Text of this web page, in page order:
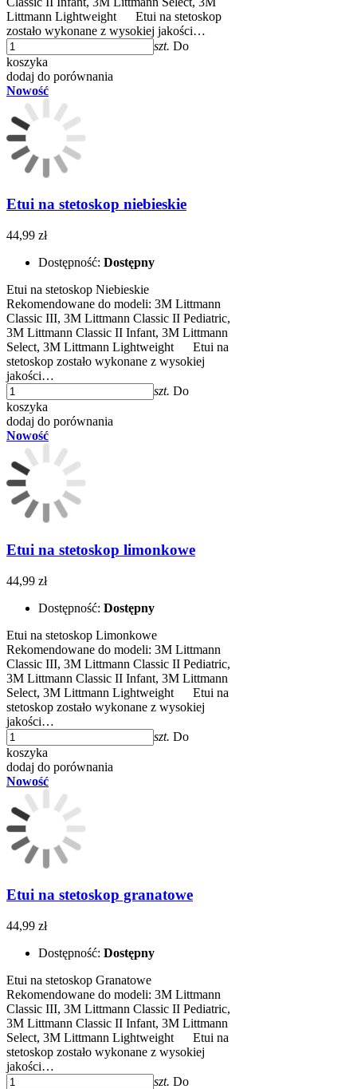
Littmann Lightweight ​​ Etui na stetoskop
zostało wykonane z wysokiej jakości…
szt. Do
koszyka
dodaj do porównania
Nowość
Etui na stetoskop niebieskie
44,99 zł
Dostępność: Dostępny
Etui na stetoskop Niebieskie
Rekomendowane do modeli: 3M Littmann
Classic III, 3M Littmann Classic II Pediatric,
3M Littmann Classic II Infant, 3M Littmann
Select, 3M Littmann Lightweight ​​ Etui na
stetoskop zostało wykonane z wysokiej
jakości…
szt. Do
koszyka
dodaj do porównania
Nowość
Etui na stetoskop limonkowe
44,99 zł
Dostępność: Dostępny
Etui na stetoskop Limonkowe
Rekomendowane do modeli: 3M Littmann
Classic III, 3M Littmann Classic II Pediatric,
3M Littmann Classic II Infant, 3M Littmann
Select, 3M Littmann Lightweight ​​ Etui na
stetoskop zostało wykonane z wysokiej
jakości…
szt. Do
koszyka
dodaj do porównania
Nowość
Etui na stetoskop granatowe
44,99 zł
Dostępność: Dostępny
Etui na stetoskop Granatowe
Rekomendowane do modeli: 3M Littmann
Classic III, 3M Littmann Classic II Pediatric,
3M Littmann Classic II Infant, 3M Littmann
Select, 3M Littmann Lightweight ​​ Etui na
stetoskop zostało wykonane z wysokiej
jakości…
szt. Do